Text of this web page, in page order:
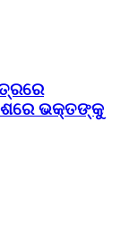
ଭକ୍ତଙ୍କୁ